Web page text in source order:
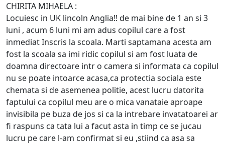
CHIRITA MIHAELA :
Locuiesc in UK lincoln Anglia!! de mai bine de 1 an si 3
luni , acum 6 luni mi am adus copilul care a fost
inmediat Inscris la scoala. Marti saptamana acesta am
fost la scoala sa imi ridic copilul si am fost luata de
doamna directoare intr o camera si informata ca copilul
nu se poate intoarce acasa,ca protectia sociala este
chemata si de asemenea politie, acest lucru datorita
faptului ca copilul meu are o mica vanataie aproape
invisibila pe buza de jos si ca la intrebare invatatoarei ar
fi raspuns ca tata lui a facut asta in timp ce se jucau
lucru pe care l-am confirmat si eu ,stiind ca asa sa